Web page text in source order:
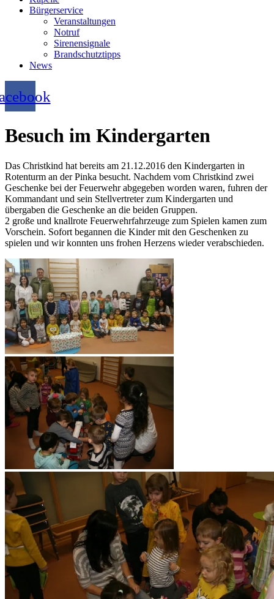
Bürgerservice
Veranstaltungen
Notruf
Sirenensignale
Brandschutztipps
News
Besuch im Kindergarten
Das Christkind hat bereits am 21.12.2016 den Kindergarten in
Rotenturm an der Pinka besucht. Nachdem vom Christkind zwei
Geschenke bei der Feuerwehr abgegeben worden waren, fuhren der
Kommandant und sein Stellvertreter zum Kindergarten und
übergaben die Geschenke an die beiden Gruppen.
2 große und knallrote Feuerwehrfahrzeuge zum Spielen kamen zum
Vorschein. Sofort begannen die Kinder mit den Geschenken zu
spielen und wir konnten uns frohen Herzens wieder verabschieden.